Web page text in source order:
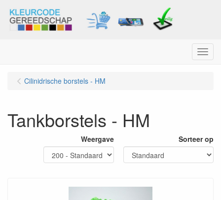
Menu
Cilinidrische borstels - HM
Tankborstels - HM
Weergave Sorteer op